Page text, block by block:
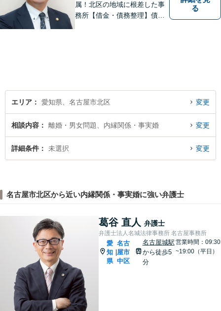
属！北区の地域に根差した事
務所【借金・債務整理】債務
る
エリア 愛知県、名古屋市北区 変更
相談内容 離婚・男女問題、内縁関係・事実婚 変更
詳細条件 未選択 変更
名古屋市北区から近い内縁関係・事実婚に強い弁護士
葛谷 直人 弁護士
弁護士法人名城法律事務所 名古屋事務所
愛
知
県
名古
屋市
中区
名古屋城駅
から徒歩5
分
営業時間：09:30
~19:00（平日）